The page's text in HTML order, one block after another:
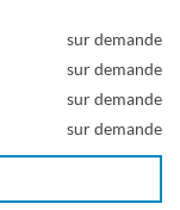
sur demande
sur demande
sur demande
sur demande